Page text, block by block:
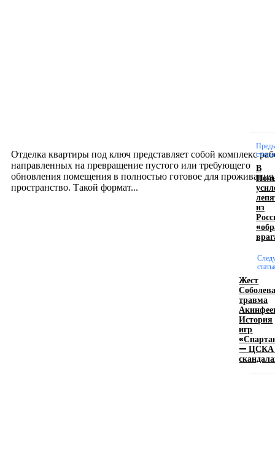
Отделка квартиры под ключ представляет собой комплекс
направленных на превращение пустого или требующего
обновления помещения в полностью готовое для проживания
пространство. Такой формат...
Девушка в бокале: легендарный номер бурлеска
статья
В
из
Жест
травма
История
игр
— ЦСКА